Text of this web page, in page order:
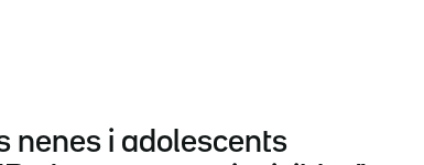
nenes i adolescents